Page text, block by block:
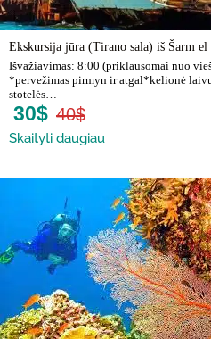
Ekskursija jūra (Tirano sala) iš Šarm el
Išvažiavimas: 8:00 (priklausomai nuo
*pervežimas pirmyn ir atgal*kelionė
stotelės…
30$ 40$
Skaityti daugiau